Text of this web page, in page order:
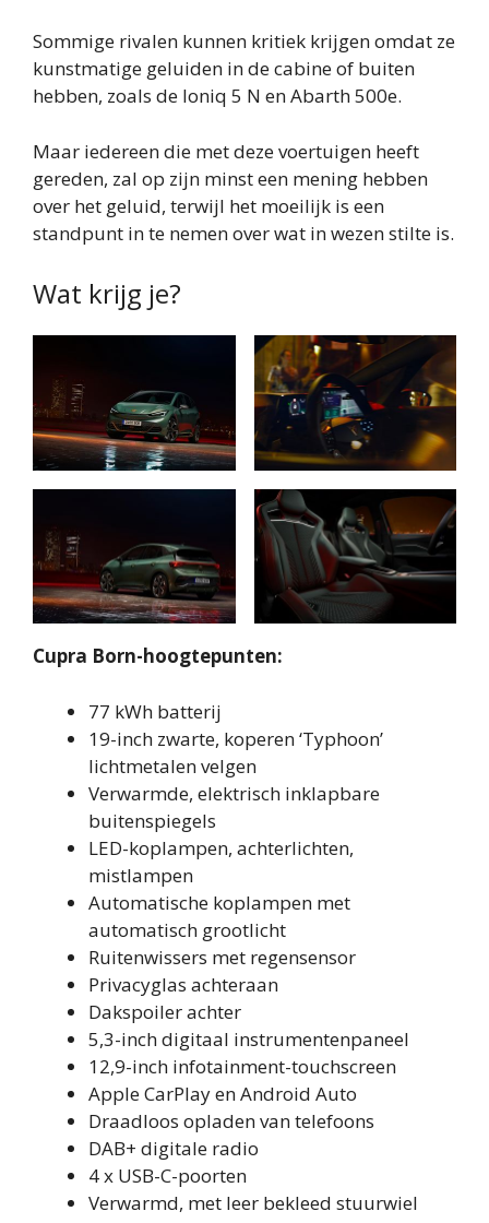
Sommige rivalen kunnen kritiek krijgen omdat ze
kunstmatige geluiden in de cabine of buiten
hebben, zoals de Ioniq 5 N en Abarth 500e.
Maar iedereen die met deze voertuigen heeft
gereden, zal op zijn minst een mening hebben
over het geluid, terwijl het moeilijk is een
standpunt in te nemen over wat in wezen stilte is.
Wat krijg je?
Cupra Born-hoogtepunten:
77 kWh batterij
19-inch zwarte, koperen ‘Typhoon’
lichtmetalen velgen
Verwarmde, elektrisch inklapbare
buitenspiegels
LED-koplampen, achterlichten,
mistlampen
Automatische koplampen met
automatisch grootlicht
Ruitenwissers met regensensor
Privacyglas achteraan
Dakspoiler achter
5,3-inch digitaal instrumentenpaneel
12,9-inch infotainment-touchscreen
Apple CarPlay en Android Auto
Draadloos opladen van telefoons
DAB+ digitale radio
4 x USB-C-poorten
Verwarmd, met leer bekleed stuurwiel